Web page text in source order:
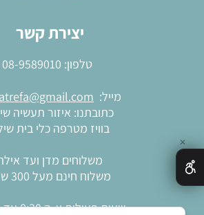
יצירת קשר
טלפון: 08-9589010
מייל:
כתובתנו: איזור תעשיה
בוויז מטרפה כלי בית
משלוחים מדן ועד
משלוח חינם מעל 300 ש"ח
שעות פעילות א-ה 8:30 עד 18:00
✕